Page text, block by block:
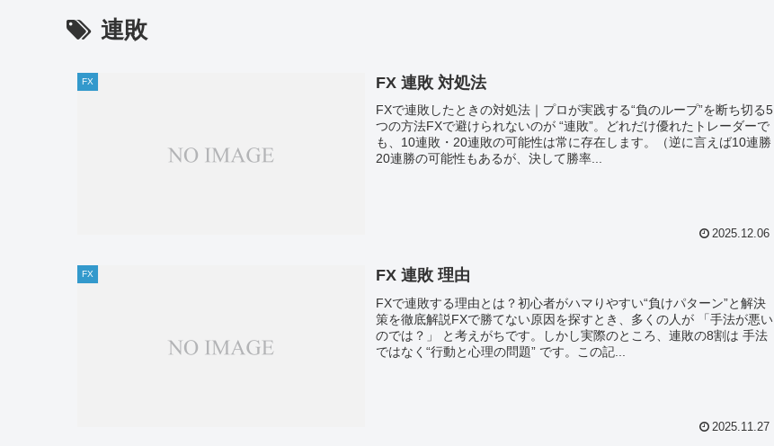
連敗
FX FX 連敗 対処法
FXで連敗したときの対処法｜プロが実践する“負のループ”を断ち切る5
つの方法FXで避けられないのが “連敗”。どれだけ優れたトレーダーで
も、10連敗・20連敗の可能性は常に存在します。（逆に言えば10連勝
20連勝の可能性もあるが、決して勝率...
2025.12.06
FX FX 連敗 理由
FXで連敗する理由とは？初心者がハマりやすい“負けパターン”と解決
策を徹底解説FXで勝てない原因を探すとき、多くの人が 「手法が悪い
のでは？」 と考えがちです。しかし実際のところ、連敗の8割は 手法
ではなく“行動と心理の問題” です。この記...
2025.11.27